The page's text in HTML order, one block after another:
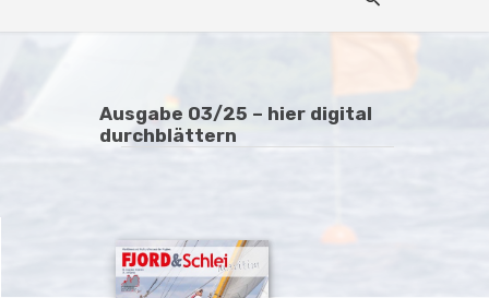
Ausgabe 03/25 – hier digital
durchblättern